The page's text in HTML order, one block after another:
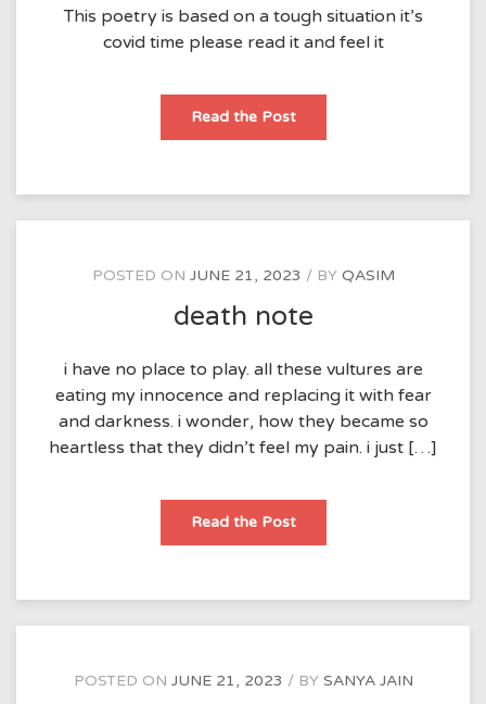
This poetry is based on a tough situation it’s
covid time please read it and feel it
Read the PostMene
aisa
hai
POSTED ON JUNE 21, 2023 BY QASIM
death note
i have no place to play. all these vultures are
eating my innocence and replacing it with fear
and darkness. i wonder, how they became so
heartless that they didn’t feel my pain. i just […]
Read the Postdeath
POSTED ON JUNE 21, 2023 BY SANYA JAIN